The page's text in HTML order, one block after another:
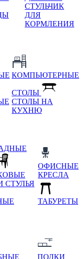
СТУЛЬЧИК
ДЛЯ
КОРМЛЕНИЯ
КОМПЬЮТЕРНЫЕ
СТОЛЫ
СТОЛЫ НА
КУХНЮ
СТУЛЬЯ
ОФИСНЫЕ
КРЕСЛА
ТАБУРЕТЫ
ПОЛКИ